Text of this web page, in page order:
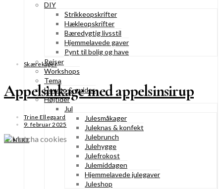
DIY
Strikkeopskrifter
Hækleopskrifter
Bæredygtig livsstil
Hjemmelavede gaver
Pynt til bolig og have
Rejser
Workshops
Tema
How to & guides
Højtider
Jul
Julesmåkager
Juleknas & konfekt
Julebrunch
Julehygge
Julefrokost
Julemiddagen
Hjemmelavede julegaver
Juleshop
Skærekager
Appelsinkage med appelsinsirup
Trine Ellegaard
9. februar 2025
SE MERE